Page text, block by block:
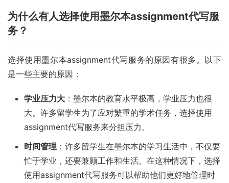
为什么有人选择使用墨尔本assignment代写服
务？
选择使用墨尔本assignment代写服务的原因有很多。以下
是一些主要的原因：
学业压力大 ：墨尔本的教育水平极高，学业压力也很
大。许多留学生为了应对繁重的学术任务，选择使用
assignment代写服务来分担压力。
时间管理 ：许多留学生在墨尔本的学习生活中，不仅要
忙于学业，还要兼顾工作和生活。在这种情况下，选择
使用assignment代写服务可以帮助他们更好地管理时